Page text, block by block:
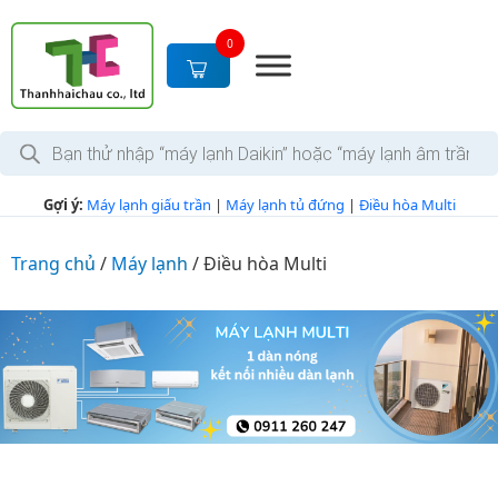
c
n
0
T
m
i
p
h
ẩ
m
Gợi ý: Máy lạnh giấu trần | Máy lạnh tủ đứng | Điều hòa Multi
Trang chủ / Máy lạnh /Điều hòa Multi